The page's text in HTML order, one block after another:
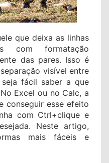
que deixa as linhas
com formatação
das pares. Isso é
visível entre
fácil saber a que
Excel ou no Calc, a
conseguir esse efeito
com Ctrl+clique e
Neste artigo,
mais fáceis e